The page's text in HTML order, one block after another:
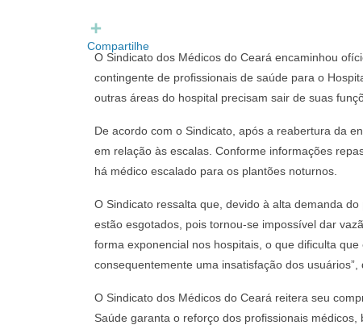
ke
r
s
e
l
m
Compartilhe
O Sindicato dos Médicos do Ceará encaminhou
contingente de profissionais de saúde para o
outras áreas do hospital precisam sair de suas
De acordo com o Sindicato, após a reabertura da
em relação às escalas. Conforme informações
há médico escalado para os plantões noturnos.
O Sindicato ressalta que, devido à alta demanda
estão esgotados, pois tornou-se impossível dar
forma exponencial nos hospitais, o que dificulta
consequentemente uma insatisfação dos
O Sindicato dos Médicos do Ceará reitera seu
Saúde garanta o reforço dos profissionais